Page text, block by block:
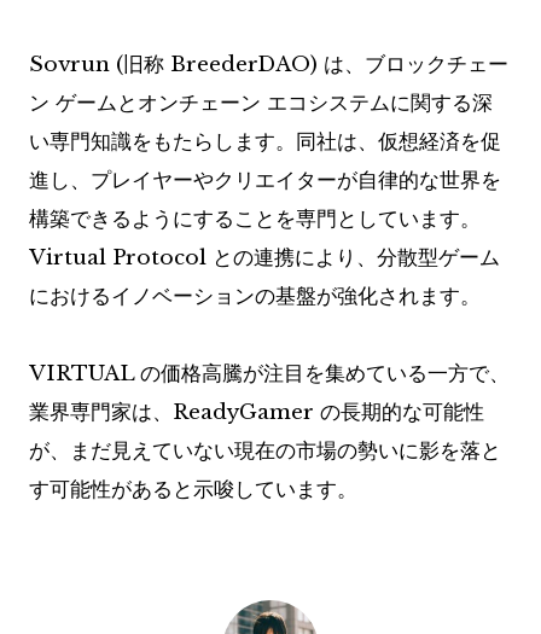
Sovrun (旧称 BreederDAO) は、ブロックチェー
ン ゲームとオンチェーン エコシステムに関する深
い専門知識をもたらします。同社は、仮想経済を促
進し、プレイヤーやクリエイターが自律的な世界を
構築できるようにすることを専門としています。
Virtual Protocol との連携により、分散型ゲーム
におけるイノベーションの基盤が強化されます。
VIRTUAL の価格高騰が注目を集めている一方で、
業界専門家は、ReadyGamer の長期的な可能性
が、まだ見えていない現在の市場の勢いに影を落と
す可能性があると示唆しています。